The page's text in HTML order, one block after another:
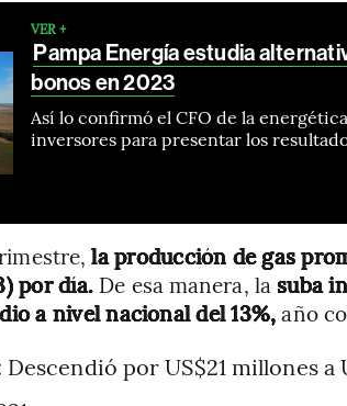
VER +
Pampa Energía estudia
bonos en 2023
Así lo confirmó el CFO de la
inversores para presentar los
la producción de gas
por día. De esa manera, la suba
a nivel nacional del 13%,año
Descendió por US$21 millones